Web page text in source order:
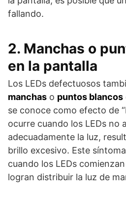
fallando.
2. Manchas o
en la pantalla
Los LEDs defectuosos
manchas o puntos blancos
se conoce como efecto de
ocurre cuando los LEDs no
adecuadamente la luz,
brillo excesivo. Este
cuando los LEDs
logran distribuir la luz de